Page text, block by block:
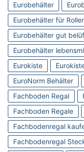
Eurobehälter
Eurobehälter für
Eurobehälter gut
Eurobehälter
Eurokiste
EuroNorm Behälter
Fachboden Regal
Fachboden Regale
Fachbodenregal
Fachbodenregal